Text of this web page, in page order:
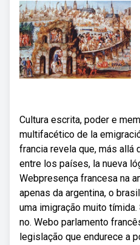
Cultura escrita, poder e
multifacético de la
francia revela que, más
entre los países, la nueva
Webpresença francesa na
apenas da argentina, o
uma imigração muito
no. Webo parlamento
legislação que endurece a